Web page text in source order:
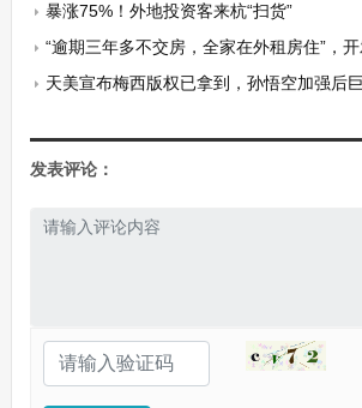
暴涨75%！外地投资客来杭“扫货”
“逾期三年多不交房，全家在外租房住”，开发商：资金
天美宣布梅西版权已拿到，孙悟空加强后巨帅，云
发表评论：